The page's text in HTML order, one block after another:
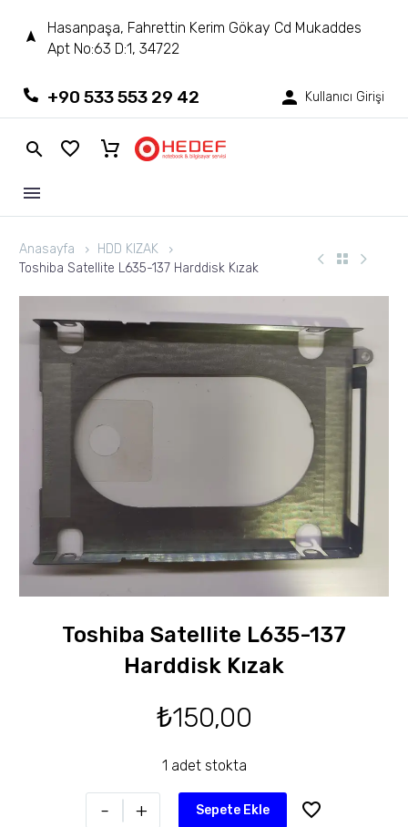
Hasanpaşa, Fahrettin Kerim Gökay Cd Mukaddes
Apt No:63 D:1, 34722
+90 533 553 29 42 Kullanıcı Girişi
Anasayfa
HDD KIZAK
Toshiba Satellite L635-137 Harddisk Kızak
Toshiba Satellite L635-137
Harddisk Kızak
₺150,00
1 adet stokta
- + Sepete Ekle